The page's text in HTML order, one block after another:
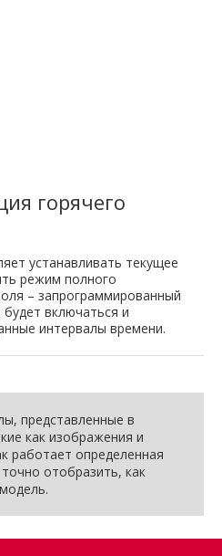
горячего
устанавливать текущее
режим полного
– запрограммированный
включаться и
интервалы времени.
представленные в
как изображения и
работает определенная
отобразить, как